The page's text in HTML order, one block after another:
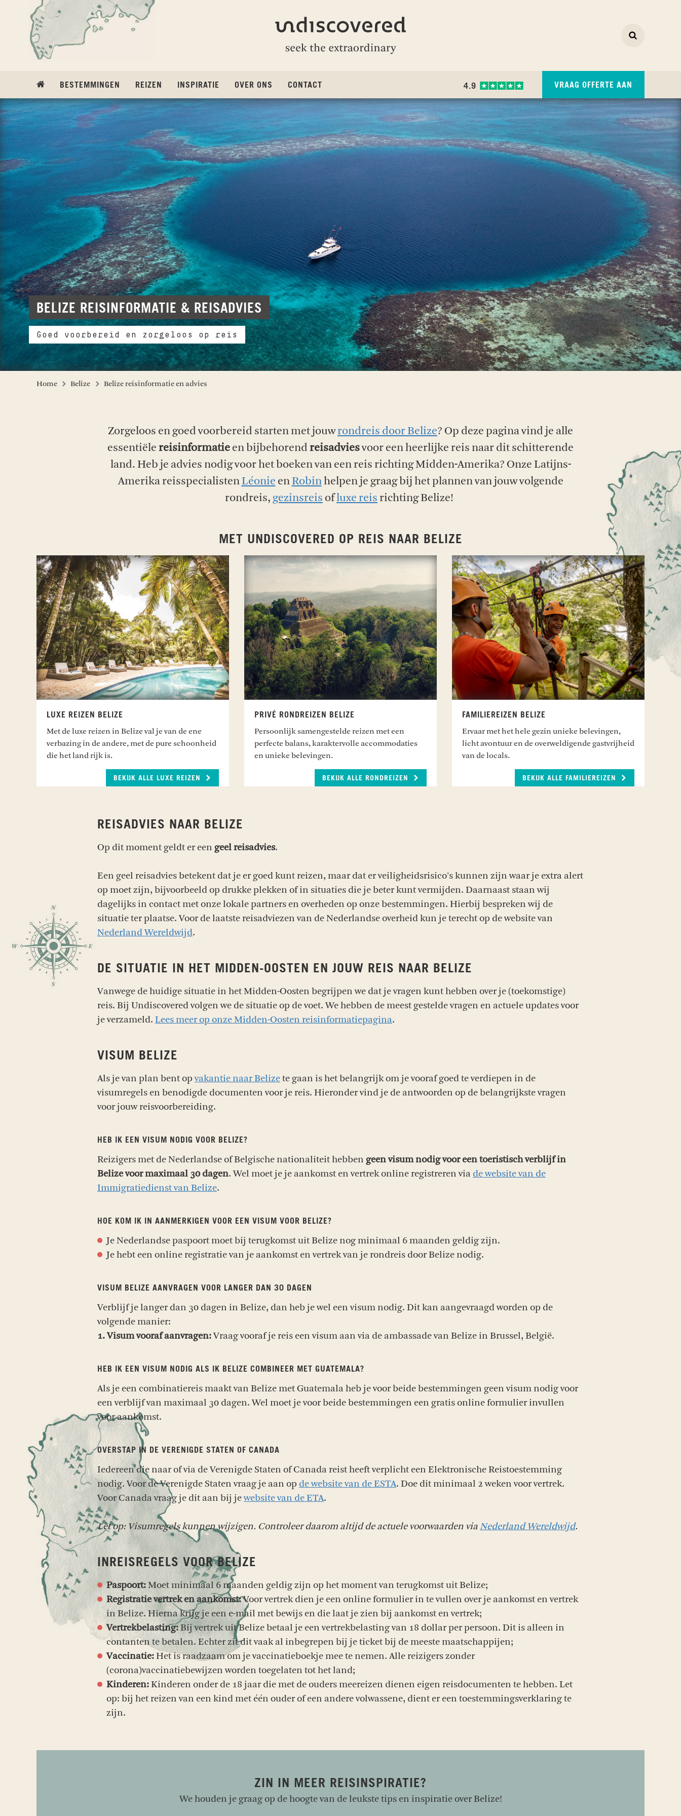
Ga naar inhoud
Undiscovered
Zoeken
BESTEMMINGEN REIZEN INSPIRATIE OVER ONS CONTACT 4.9 VRAAG OFFERTE AAN
BELIZE REISINFORMATIE & REISADVIES
Goed voorbereid en zorgeloos op reis
Home Belize Belize reisinformatie en advies
Zorgeloos en goed voorbereid starten met jouwrondreis door Belize? Op deze pagina vind je alle
essentiële reisinformatie en bijbehorend reisadviesvoor een heerlijke reis naar dit schitterende
land. Heb je advies nodig voor het boeken van een reis richting Midden-Amerika? Onze Latijns-
Amerika reisspecialistenLéonie enRobinhelpen je graag bij het plannen van jouw volgende
rondreis, gezinsreis ofluxe reis richting Belize!
MET UNDISCOVERED OP REIS NAAR BELIZE
LUXE REIZEN BELIZE
Met de luxe reizen in Belize val je van de ene
verbazing in de andere, met de pure schoonheid
die het land rijk is.
BEKIJK ALLE LUXE REIZEN
PRIVÉ RONDREIZEN BELIZE
Persoonlijk samengestelde reizen met een
perfecte balans, karaktervolle accommodaties
en unieke belevingen.
BEKIJK ALLE RONDREIZEN
FAMILIEREIZEN BELIZE
Ervaar met het hele gezin unieke belevingen,
licht avontuur en de overweldigende gastvrijheid
van de locals.
BEKIJK ALLE FAMILIEREIZEN
REISADVIES NAAR BELIZE
Op dit moment geldt er een geel reisadvies.
Een geel reisadvies betekent dat je er goed kunt reizen, maar dat er veiligheidsrisico's kunnen zijn waar je extra alert
op moet zijn, bijvoorbeeld op drukke plekken of in situaties die je beter kunt vermijden. Daarnaast staan wij
dagelijks in contact met onze lokale partners en overheden op onze bestemmingen. Hierbij bespreken wij de
situatie ter plaatse. Voor de laatste reisadviezen van de Nederlandse overheid kun je terecht op de website van
Nederland Wereldwijd.
DE SITUATIE IN HET MIDDEN-OOSTEN EN JOUW REIS NAAR BELIZE
Vanwege de huidige situatie in het Midden-Oosten begrijpen we dat je vragen kunt hebben over je (toekomstige)
reis. Bij Undiscovered volgen we de situatie op de voet. We hebben de meest gestelde vragen en actuele updates voor
je verzameld. Lees meer op onze Midden-Oosten reisinformatiepagina.
VISUM BELIZE
Als je van plan bent opvakantie naar Belizete gaan is het belangrijk om je vooraf goed te verdiepen in de
visumregels en benodigde documenten voor je reis. Hieronder vind je de antwoorden op de belangrijkste vragen
voor jouw reisvoorbereiding.
HEB IK EEN VISUM NODIG VOOR BELIZE?
Reizigers met de Nederlandse of Belgische nationaliteit hebben geen visum nodig voor een toeristisch verblijf in
Belize voor maximaal 30 dagen. Wel moet je je aankomst en vertrek online registreren via de website van de
Immigratiedienst van Belize.
HOE KOM IK IN AANMERKIGEN VOOR EEN VISUM VOOR BELIZE?
Je Nederlandse paspoort moet bij terugkomst uit Belize nog minimaal 6 maanden geldig zijn.
Je hebt een online registratie van je aankomst en vertrek van je rondreis door Belize nodig.
VISUM BELIZE AANVRAGEN VOOR LANGER DAN 30 DAGEN
Verblijf je langer dan 30 dagen in Belize, dan heb je wel een visum nodig. Dit kan aangevraagd worden op de
volgende manier:
1. Visum vooraf aanvragen:Vraag vooraf je reis een visum aan via de ambassade van Belize in Brussel, België.
HEB IK EEN VISUM NODIG ALS IK BELIZE COMBINEER MET GUATEMALA?
Als je een combinatiereis maakt van Belize met Guatemala heb je voor beide bestemmingen geen visum nodig voor
een verblijf van maximaal 30 dagen. Wel moet je voor beide bestemmingen een gratis online formulier invullen
voor aankomst.
OVERSTAP IN DE VERENIGDE STATEN OF CANADA
Iedereen die naar of via de Verenigde Staten of Canada reist heeft verplicht een Elektronische Reistoestemming
nodig. Voor de Verenigde Staten vraag je aan op de website van de ESTA. Doe dit minimaal 2 weken voor vertrek.
Voor Canada vraag je dit aan bij jewebsite van de ETA.
Let op: Visumregels kunnen wijzigen. Controleer daarom altijd de actuele voorwaarden viaNederland Wereldwijd.
INREISREGELS VOOR BELIZE
Paspoort:Moet minimaal 6 maanden geldig zijn op het moment van terugkomst uit Belize;
Registratie vertrek en aankomst:Voor vertrek dien je een online formulier in te vullen over je aankomst en vertrek
in Belize. Hierna krijg je een e-mail met bewijs en die laat je zien bij aankomst en vertrek;
Vertrekbelasting:Bij vertrek uit Belize betaal je een vertrekbelasting van 18 dollar per persoon. Dit is alleen in
contanten te betalen. Echter zit dit vaak al inbegrepen bij je ticket bij de meeste maatschappijen;
Vaccinatie:Het is raadzaam om je vaccinatieboekje mee te nemen. Alle reizigers zonder
(corona)vaccinatiebewijzen worden toegelaten tot het land;
Kinderen:Kinderen onder de 18 jaar die met de ouders meereizen dienen eigen reisdocumenten te hebben. Let
op: bij het reizen van een kind met één ouder of een andere volwassene, dient er een toestemmingsverklaring te
zijn.
ZIN IN MEER REISINSPIRATIE?
We houden je graag op de hoogte van de leukste tips en inspiratie over Belize!